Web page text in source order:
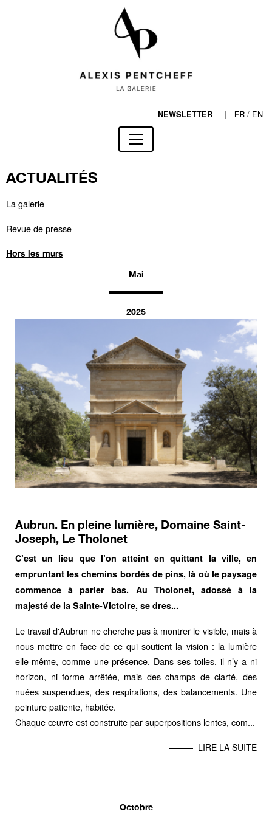
NEWSLETTER | FR / EN
ACTUALITÉS
La galerie
Revue de presse
Hors les murs
Mai
2025
Aubrun. En pleine lumière, Domaine Saint-
Joseph, Le Tholonet
C’est un lieu que l’on atteint en quittant la ville, en
empruntant les chemins bordés de pins, là où le paysage
commence à parler bas. Au Tholonet, adossé à la
majesté de la Sainte-Victoire, se dres...
Le travail d'Aubrun ne cherche pas à montrer le visible, mais à
nous mettre en face de ce qui soutient la vision : la lumière
elle-même, comme une présence. Dans ses toiles, il n’y a ni
horizon, ni forme arrêtée, mais des champs de clarté, des
nuées suspendues, des respirations, des balancements. Une
peinture patiente, habitée.
Chaque œuvre est construite par superpositions lentes, com...
LIRE LA SUITE
Octobre